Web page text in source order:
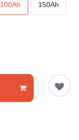
100Ah 150Ah